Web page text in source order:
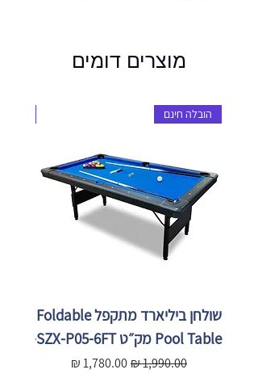
מוצרים דומים
הובלה חינם
שולחן ביליארד מתקפל Foldable
Pool Table מק״ט SZX-P05-6FT
מחיר רגיל מחיר מבצע
P05-